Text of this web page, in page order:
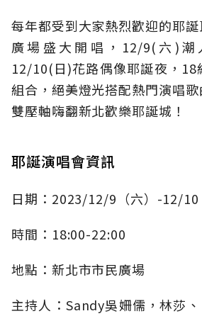
每年都受到大家熱烈歡迎的耶
廣場盛大開唱 ， 12/9(六)潮
12/10(日)花路偶像耶誕夜，18
組合， 絕美燈光搭配熱門演唱歌
雙壓軸嗨翻新北歡樂耶誕城！
耶誕演唱會資訊
日期： 2023/12/9 （六） -12/10
時間： 18:00-22:00
地點： 新北市市民廣場
主持人：Sandy吳姍儒，林莎